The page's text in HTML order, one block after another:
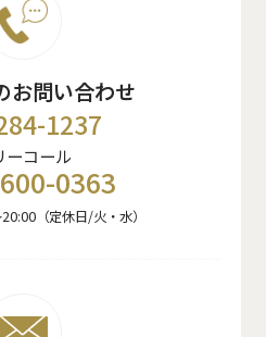
お問い合わせ
1237
ーコール
0363
（定休日/火・水）